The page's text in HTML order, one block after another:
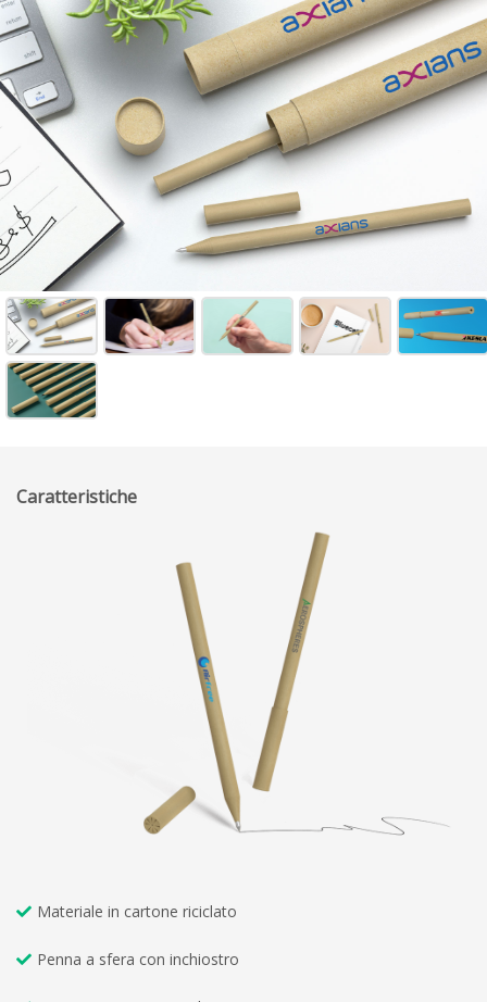
Caratteristiche
Materiale in cartone riciclato
Penna a sfera con inchiostro